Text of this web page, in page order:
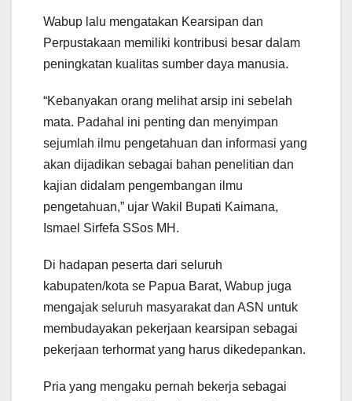
Wabup lalu mengatakan Kearsipan dan
Perpustakaan memiliki kontribusi besar dalam
peningkatan kualitas sumber daya manusia.
“Kebanyakan orang melihat arsip ini sebelah
mata. Padahal ini penting dan menyimpan
sejumlah ilmu pengetahuan dan informasi yang
akan dijadikan sebagai bahan penelitian dan
kajian didalam pengembangan ilmu
pengetahuan,” ujar Wakil Bupati Kaimana,
Ismael Sirfefa SSos MH.
Di hadapan peserta dari seluruh
kabupaten/kota se Papua Barat, Wabup juga
mengajak seluruh masyarakat dan ASN untuk
membudayakan pekerjaan kearsipan sebagai
pekerjaan terhormat yang harus dikedepankan.
Pria yang mengaku pernah bekerja sebagai